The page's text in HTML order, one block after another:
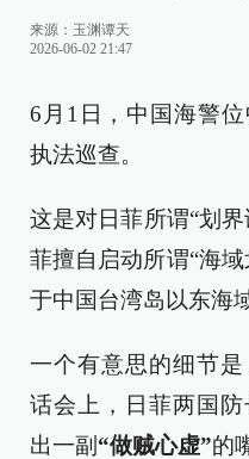
来源： 玉渊谭天
2026-06-02 21:47
6月1日，中国海警
执法巡查。
这是对日菲所谓“划
菲擅自启动所谓“海
于中国台湾岛以东海
一个有意思的细节
话会上，日菲两国
出一副 “做贼心虚”的